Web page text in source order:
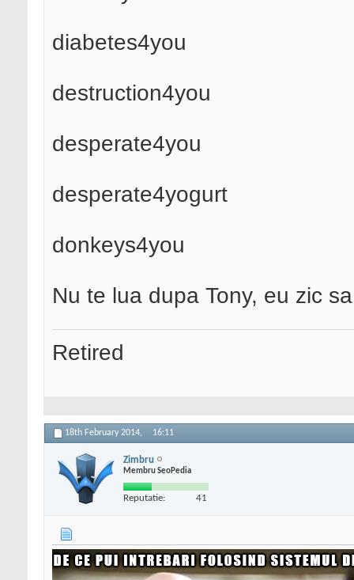
diabetes4you
destruction4you
desperate4you
desperate4yogurt
donkeys4you
Nu te lua dupa Tony, eu zic
Retired
18th February 2014, 16:11
Zimbru
Membru SeoPedia
Reputatie: 41